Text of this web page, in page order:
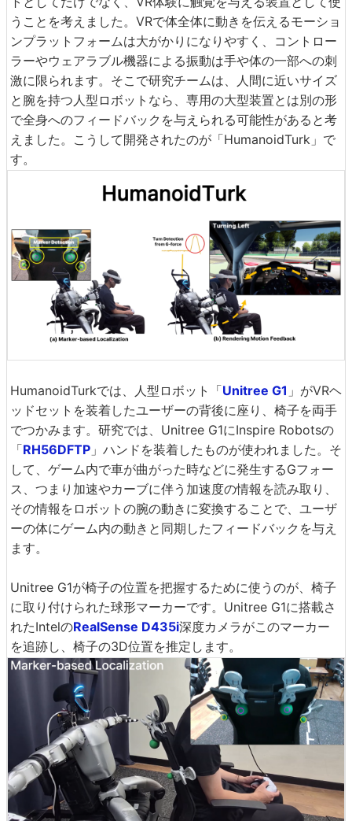
うことを考えました。VRで体全体に動きを伝えるモーショ
ンプラットフォームは大がかりになりやすく、コントロー
ラーやウェアラブル機器による振動は手や体の一部への刺
激に限られます。そこで研究チームは、人間に近いサイズ
と腕を持つ人型ロボットなら、専用の大型装置とは別の形
で全身へのフィードバックを与えられる可能性があると考
えました。こうして開発されたのが「HumanoidTurk」で
す。
HumanoidTurkでは、人型ロボット「Unitree G1 」がVRヘ
ッドセットを装着したユーザーの背後に座り、椅子を両手
でつかみます。研究では、Unitree G1にInspire Robotsの
「RH56DFTP 」ハンドを装着したものが使われました。そ
して、ゲーム内で車が曲がった時などに発生するGフォー
ス、つまり加速やカーブに伴う加速度の情報を読み取り、
その情報をロボットの腕の動きに変換することで、ユーザ
ーの体にゲーム内の動きと同期したフィードバックを与え
ます。
Unitree G1が椅子の位置を把握するために使うのが、椅子
に取り付けられた球形マーカーです。Unitree G1に搭載さ
れたIntelのRealSense D435i深度カメラがこのマーカー
を追跡し、椅子の3D位置を推定します。